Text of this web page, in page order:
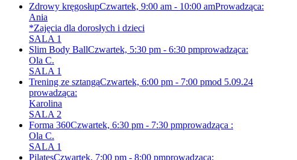
Zdrowy kręgosłupCzwartek, 9:00 am - 10:00 amProwadząca:
Ania
*Zajęcia dla dorosłych i dzieci
SALA 1
Slim Body BallCzwartek, 5:30 pm - 6:30 pmprowadząca:
Ola C.
SALA 1
Trening ze sztangąCzwartek, 6:00 pm - 7:00 pmod 5.09.24
prowadząca:
Karolina
SALA 2
Forma 360Czwartek, 6:30 pm - 7:30 pmprowadząca :
Ola C.
SALA 1
PilatesCzwartek, 7:00 pm - 8:00 pmprowadząca: